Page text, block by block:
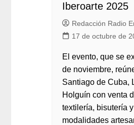
Iberoarte 2025
Redacción Radio
17 de octubre de
El evento, que se
de noviembre,
Santiago de Cuba,
Holguín con venta
textilería, bisutería
modalidades